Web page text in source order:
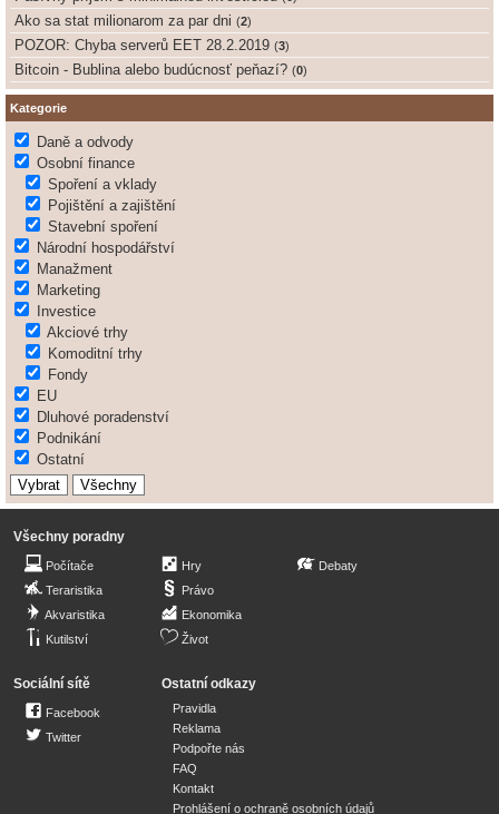
Ako sa stat milionarom za par dni (2)
POZOR: Chyba serverů EET 28.2.2019 (3)
Bitcoin - Bublina alebo budúcnosť peňazí? (0)
Kategorie
Daně a odvody
Osobní finance
Spoření a vklady
Pojištění a zajištění
Stavební spoření
Národní hospodářství
Manažment
Marketing
Investice
Akciové trhy
Komoditní trhy
Fondy
EU
Dluhové poradenství
Podnikání
Ostatní
Všechny poradny
Počítače
Teraristika
Akvaristika
Kutilství
Hry
Právo
Ekonomika
Život
Debaty
Sociální sítě
Facebook
Twitter
Ostatní odkazy
Pravidla
Reklama
Podpořte nás
FAQ
Kontakt
Prohlášení o ochraně osobních údajů